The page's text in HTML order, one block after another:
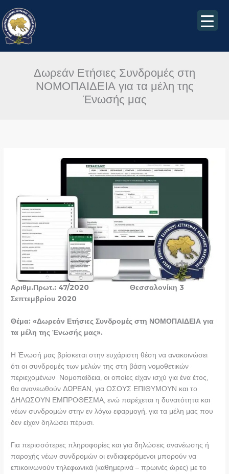
στο
περιεχόμενο
Δωρεάν Ετήσιες Συνδρομές στη
ΝΟΜΟΠΑΙΔΕΙΑ για τα μέλη της
Ένωσής μας
Αριθμ.Πρωτ.: 47/2020 Θεσσαλονίκη 3
Σεπτεμβρίου 2020
Θέμα: «Δωρεάν Ετήσιες Συνδρομές στη ΝΟΜΟΠΑΙΔΕΙΑ για
τα μέλη της Ένωσής μας».
Η Ένωσή μας βρίσκεται στην ευχάριστη θέση να ανακοινώσει
ότι οι συνδρομές των μελών της στη βάση νομοθετικών
περιεχομένων Νομοπαίδεια, οι οποίες είχαν ισχύ για ένα έτος,
θα ανανεωθούν ΔΩΡΕΑΝ, για ΟΣΟΥΣ ΕΠΙΘΥΜΟΥΝ και το
ΔΗΛΩΣΟΥΝ ΕΜΠΡΟΘΕΣΜΑ, ενώ παρέχεται η δυνατότητα και
νέων συνδρομών στην εν λόγω εφαρμογή, για τα μέλη μας που
δεν είχαν δηλώσει πέρυσι.
Για περισσότερες πληροφορίες και για δηλώσεις ανανέωσης ή
παροχής νέων συνδρομών οι ενδιαφερόμενοι μπορούν να
επικοινωνούν τηλεφωνικά (καθημερινά – πρωινές ώρες) με το